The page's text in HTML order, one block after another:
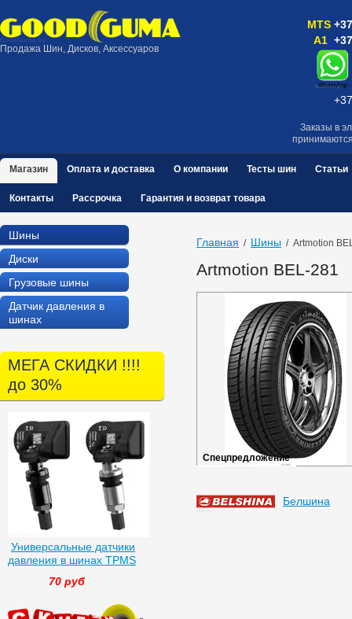
Продажа Шин, Дисков, Аксессуаров
MTS
A1
Заказы в
Магазин Оплата и доставка О компании Тесты шин Статьи
Контакты Рассрочка Гарантия и возврат товара
Шины
Диски
Грузовые шины
Датчик давления в
шинах
МЕГА СКИДКИ !!!!
до 30%
Универсальные датчики
давления в шинах TPMS
70 руб
Главная
  /
Шины
/  Artmotion
Artmotion BEL-281
Спецпредложение
Белшина